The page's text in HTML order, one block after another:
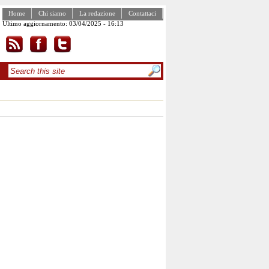
Home Chi siamo La redazione
Contattaci
Ultimo aggiornamento: 03/04/2025 - 16:13